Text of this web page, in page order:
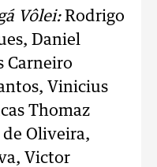
Vôlei:Rodrigo
Daniel
Carneiro
Vinicius
Thomaz
Oliveira,
Victor